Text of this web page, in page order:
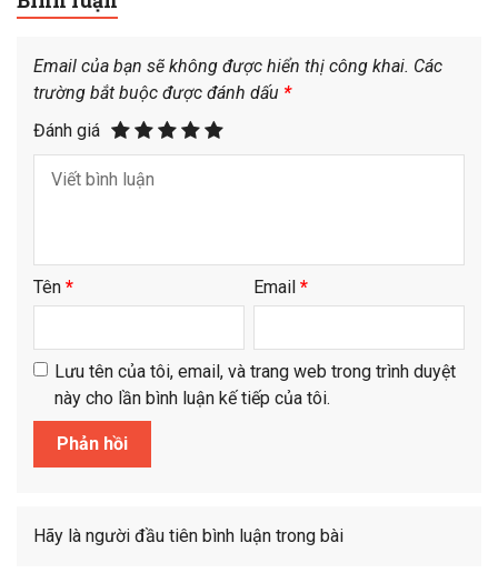
Email của bạn sẽ không được hiển thị công khai. Các
trường bắt buộc được đánh dấu *
Đánh giá
Tên * Email *
Lưu tên của tôi, email, và trang web trong trình duyệt
này cho lần bình luận kế tiếp của tôi.
Hãy là người đầu tiên bình luận trong bài